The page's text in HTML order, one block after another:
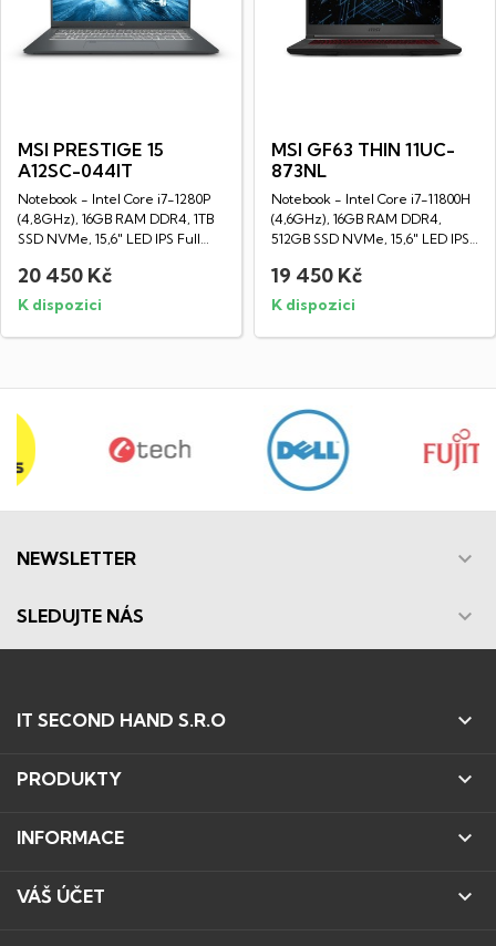
MSI PRESTIGE 15
A12SC-044IT
Notebook - Intel Core i7-1280P
(4,8GHz), 16GB RAM DDR4, 1TB
SSD NVMe, 15,6" LED IPS Full
20 450 Kč
K dispozici
MSI GF63 THIN 11UC-
873NL
Notebook - Intel Core i7-11800H
(4,6GHz), 16GB RAM DDR4,
512GB SSD NVMe, 15,6" LED IPS
19 450 Kč
K dispozici
NEWSLETTER 
SLEDUJTE NÁS 
IT SECOND HAND S.R.O 
PRODUKTY 
INFORMACE 
VÁŠ ÚČET 